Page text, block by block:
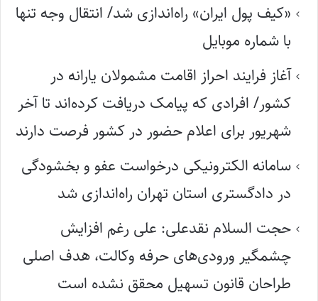
«کیف پول ایران» راه‌اندازی شد/ انتقال وجه تنها
با شماره موبایل
آغاز فرایند احراز اقامت مشمولان یارانه در
کشور/ افرادی که پیامک دریافت کرده‌اند تا آخر
شهریور برای اعلام حضور در کشور فرصت دارند
سامانه الکترونیکی درخواست عفو و بخشودگی
در دادگستری استان تهران راه‌اندازی شد
حجت السلام نقدعلی: علی رغم افزایش
چشمگیر ورودی‌های حرفه وکالت، هدف اصلی
طراحان قانون تسهیل محقق نشده است